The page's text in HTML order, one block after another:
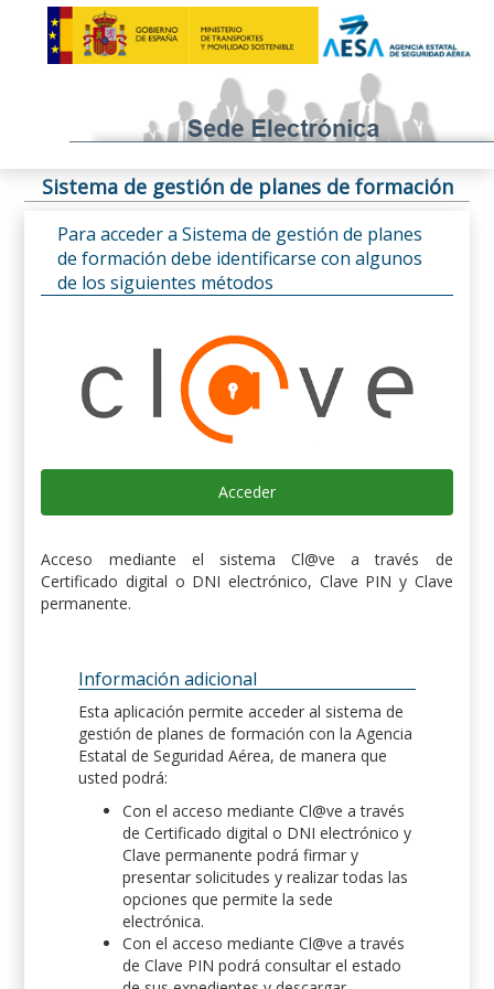
Sistema de gestión de planes de formación
Para acceder a Sistema de gestión de planes
de formación debe identificarse con algunos
de los siguientes métodos
Acceder
Acceso mediante el sistema Cl@ve a través de
Certificado digital o DNI electrónico, Clave PIN y Clave
permanente.
Información adicional
Esta aplicación permite acceder al sistema de
gestión de planes de formación con la Agencia
Estatal de Seguridad Aérea, de manera que
usted podrá:
Con el acceso mediante Cl@ve a través
de Certificado digital o DNI electrónico y
Clave permanente podrá firmar y
presentar solicitudes y realizar todas las
opciones que permite la sede
electrónica.
Con el acceso mediante Cl@ve a través
de Clave PIN podrá consultar el estado